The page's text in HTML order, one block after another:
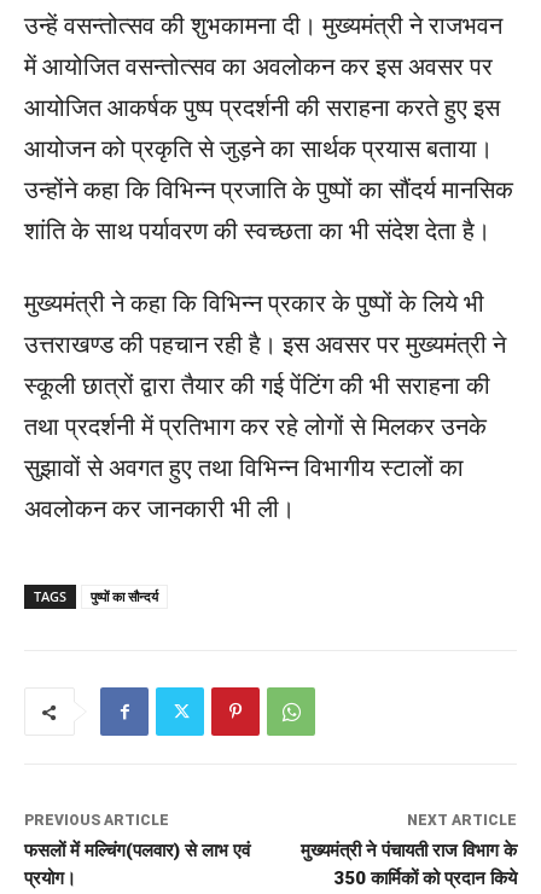
उन्हें वसन्तोत्सव की शुभकामना दी। मुख्यमंत्री ने राजभवन
में आयोजित वसन्तोत्सव का अवलोकन कर इस अवसर पर
आयोजित आकर्षक पुष्प प्रदर्शनी की सराहना करते हुए इस
आयोजन को प्रकृति से जुड़ने का सार्थक प्रयास बताया।
उन्होंने कहा कि विभिन्न प्रजाति के पुष्पों का सौंदर्य मानसिक
शांति के साथ पर्यावरण की स्वच्छता का भी संदेश देता है।
मुख्यमंत्री ने कहा कि विभिन्न प्रकार के पुष्पों के लिये भी
उत्तराखण्ड की पहचान रही है। इस अवसर पर मुख्यमंत्री ने
स्कूली छात्रों द्वारा तैयार की गई पेंटिंग की भी सराहना की
तथा प्रदर्शनी में प्रतिभाग कर रहे लोगों से मिलकर उनके
सुझावों से अवगत हुए तथा विभिन्न विभागीय स्टालों का
अवलोकन कर जानकारी भी ली।
TAGS पुष्पों का सौन्दर्य
PREVIOUS ARTICLE
फसलों में मल्चिंग(पलवार) से लाभ एवं
प्रयोग।
NEXT ARTICLE
मुख्यमंत्री ने पंचायती राज विभाग के
350 कार्मिकों को प्रदान किये